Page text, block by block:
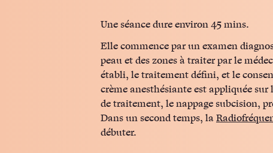
Une séance dure environ 45 mins.
Elle commence par un examen
peau et des zones à traiter par le
établi, le traitement défini, et le
crème anesthésiante est appliquée
de traitement, le nappage subcision,
Dans un second temps, la
débuter.